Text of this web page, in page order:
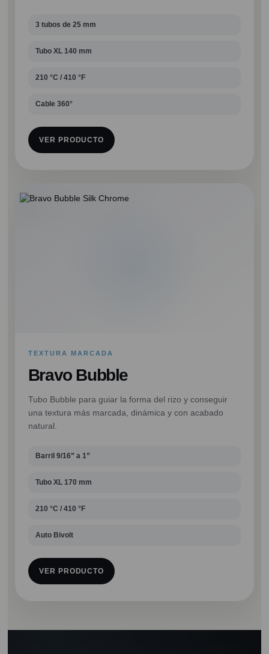
3 tubos de 25 mm
Tubo XL 140 mm
210 °C / 410 °F
Cable 360°
VER PRODUCTO
TEXTURA MARCADA
Bravo Bubble
Tubo Bubble para guiar la forma del rizo y conseguir
una textura más marcada, dinámica y con acabado
natural.
Barril 9/16” a 1”
Tubo XL 170 mm
210 °C / 410 °F
Auto Bivolt
VER PRODUCTO